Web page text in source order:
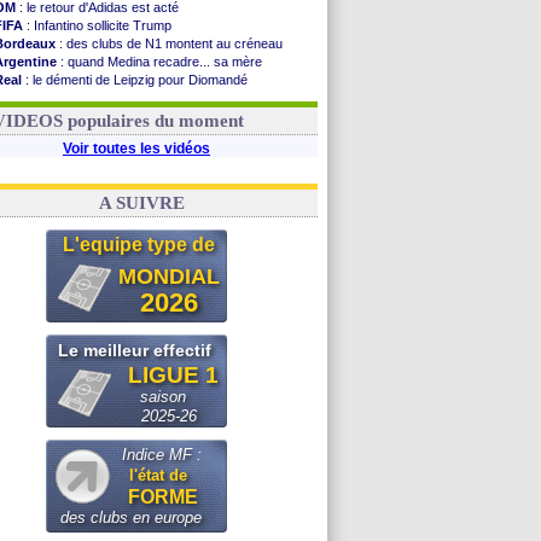
: le retour d'Adidas est acté
: Infantino sollicite Trump
: des clubs de N1 montent au créneau
: quand Medina recadre... sa mère
: le démenti de Leipzig pour Diomandé
: Paixão attire un 2e club anglais
populaires du moment
Voir toutes les vidéos
A SUIVRE
L'equipe type de
MONDIAL
2026
Le meilleur effectif
LIGUE 1
saison
2025-26
Indice MF :
l'état de
FORME
des clubs en europe